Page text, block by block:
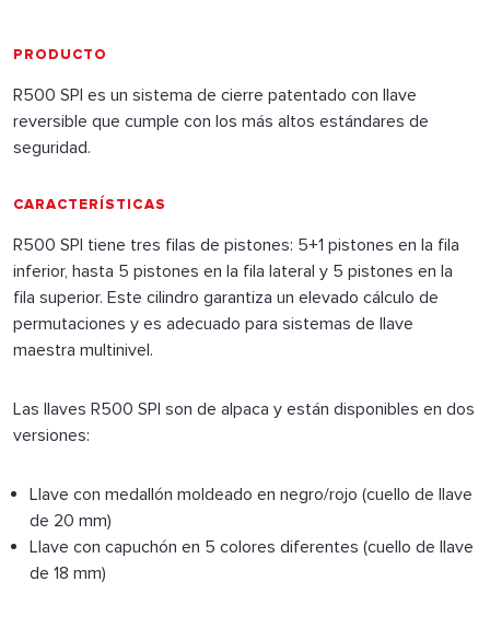
PRODUCTO
R500 SPI es un sistema de cierre patentado con llave
reversible que cumple con los más altos estándares de
seguridad.
CARACTERÍSTICAS
R500 SPI tiene tres filas de pistones: 5+1 pistones en la fila
inferior, hasta 5 pistones en la fila lateral y 5 pistones en la
fila superior. Este cilindro garantiza un elevado cálculo de
permutaciones y es adecuado para sistemas de llave
maestra multinivel.
Las llaves R500 SPI son de alpaca y están disponibles en dos
versiones:
Llave con medallón moldeado en negro/rojo (cuello de llave
de 20 mm)
Llave con capuchón en 5 colores diferentes (cuello de llave
de 18 mm)